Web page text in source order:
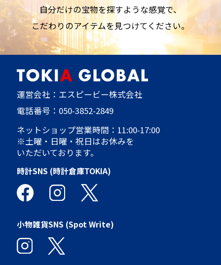
自分だけの宝物を探すような感覚で、
こだわりのアイテムを見つけてください。
運営会社：エスピービー株式会社
電話番号： 050-3852-2849
ネットショップ営業時間：11:00-17:00
※土曜・日曜・祝日はお休みを
いただいております。
時計SNS (時計倉庫TOKIA)
小物雑貨SNS (Spot Write)